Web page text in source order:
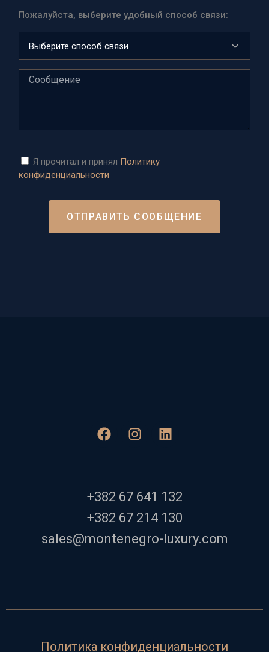
Пожалуйста, выберите удобный способ связи:
Я прочитал и принял Политику
конфиденциальности
ОТПРАВИТЬ СООБЩЕНИЕ
+382 67 641 132
+382 67 214 130
sales@montenegro-luxury.com
Политика конфиденциальности